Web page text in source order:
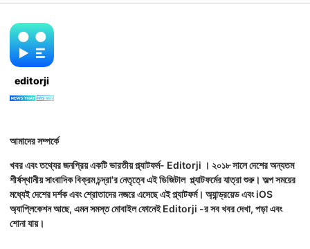
editorji
আমাদের সম্পর্কে
খবর এবং তথ্যের জনপ্রিয় একটি ভারতীয় প্ল্যাটফর্ম- Editorji । ২০১৮ সালে দেশের অন্যতম
শীর্ষস্থানীয় সাংবাদিক বিক্রম চন্দ্রা'র নেতৃত্বে এই ডিজিটাল প্ল্যাটফর্মের যাত্রা শুরু। অল্প সময়ের
মধ্যেই দেশের দর্শক এবং শ্রোতাদের নজরে এসেছে এই প্ল্যাটফর্ম। অ্যান্ড্রয়েড এবং iOS
অ্যাপ্লিকেশন আছে, এমন সমস্ত মোবাইল ফোনেই Editorji -র সব খবর দেখা, পড়া এবং
শোনা যায়।